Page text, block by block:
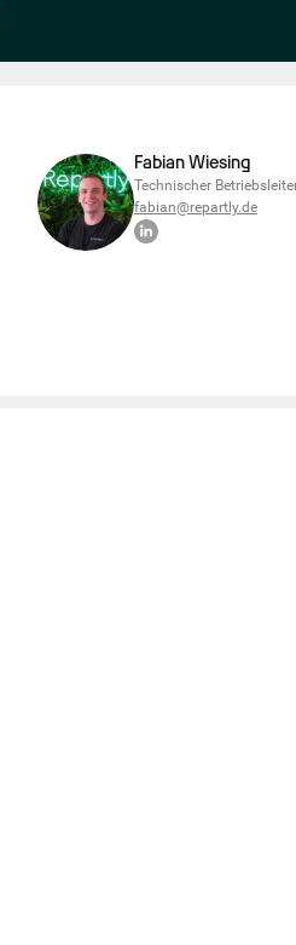
Fabian Wiesing
Technischer
fabian@repartly.de